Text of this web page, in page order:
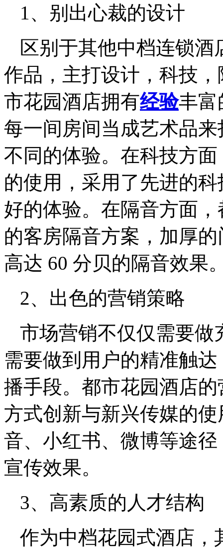
1、别出心裁的设计
区别于其他中档连锁
作品，主打设计，科技
市花园酒店拥有经验丰富
每一间房间当成艺术品
不同的体验。在科技方
的使用，采用了先进的
好的体验。在隔音方面
的客房隔音方案，加厚
高达 60 分贝的隔音效果
2、出色的营销策略
市场营销不仅仅需要做
需要做到用户的精准触
播手段。都市花园酒店
方式创新与新兴传媒的
音、小红书、微博等途
宣传效果。
3、高素质的人才结构
作为中档花园式酒店，